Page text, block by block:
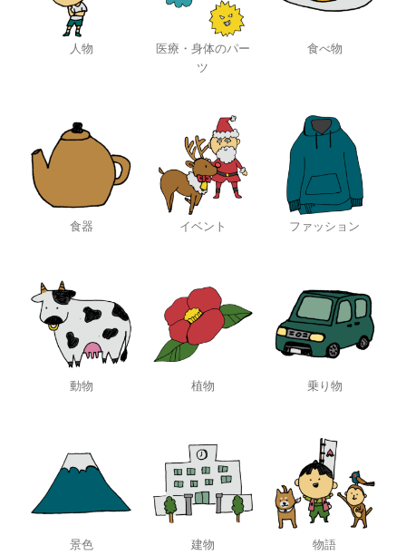
人物
医療・身体のパー
ツ
食べ物
食器 イベント ファッション
動物 植物 乗り物
景色 建物 物語